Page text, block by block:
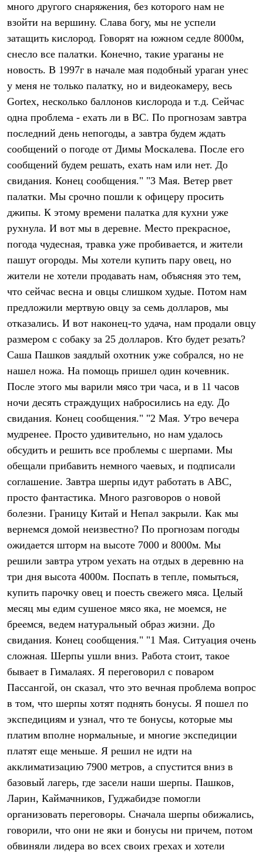
Среднее термобелье
Легкое термобелье
Флисовая одежда
Брюки
Детская одежда
Комбинезоны
Куртки
Брюки
Утепленная синтетикой
Комбинезоны
Куртки
Лёгкая одежда
Футболки
Брюки
Софтшелл одежда
Куртки
Флисовая одежда
Куртки
Брюки
Комбинезоны
Термобелье
Снаряжение
Палатки и тенты
Палатки
Тенты
Аксессуары для палаток
Рюкзаки
Экспедиционные
Легкоходные
Альпинистские
Городские
Аксессуары для рюкзаков
Спальные мешки
Пуховые
С синтетическим утеплителем
Аксессуары для спальников
Сумки и баулы
Баулы
Кошельки
Сумки
Гермомешки
Полезные аксессуары
Книги
Коврики
Обувь
Ботинки
Мужская обувь
Кроссовки
Сапоги
Гамаши и бахилы
Гамаши
Бахилы
Тапочки и чуни
Тапочки
Чуни
Уход за обувью
Головные уборы
Шапки
Балаклавы и маски
Кепки и бейсболки
Повязки
Шарфы
Панамы
Перчатки и рукавицы
много другого снаряжения, без которого нам не
взойти на вершину. Слава богу, мы не успели
затащить кислород. Говорят на южном седле 8000м,
снесло все палатки. Конечно, такие ураганы не
новость. В 1997г в начале мая подобный ураган унес
у меня не только палатку, но и видеокамеру, весь
Gortex, несколько баллонов кислорода и т.д. Сейчас
одна проблема - ехать ли в ВС. По прогнозам завтра
последний день непогоды, а завтра будем ждать
сообщений о погоде от Димы Москалева. После его
сообщений будем решать, ехать нам или нет. До
свидания. Конец сообщения." "3 Мая. Ветер рвет
палатки. Мы срочно пошли к офицеру просить
джипы. К этому времени палатка для кухни уже
рухнула. И вот мы в деревне. Место прекрасное,
погода чудесная, травка уже пробивается, и жители
пашут огороды. Мы хотели купить пару овец, но
жители не хотели продавать нам, объясняя это тем,
что сейчас весна и овцы слишком худые. Потом нам
предложили мертвую овцу за семь долларов, мы
отказались. И вот наконец-то удача, нам продали овцу
размером с собаку за 25 долларов. Кто будет резать?
Саша Пашков заядлый охотник уже собрался, но не
нашел ножа. На помощь пришел один кочевник.
После этого мы варили мясо три часа, и в 11 часов
ночи десять страждущих набросились на еду. До
свидания. Конец сообщения." "2 Мая. Утро вечера
мудренее. Просто удивительно, но нам удалось
обсудить и решить все проблемы с шерпами. Мы
обещали прибавить немного чаевых, и подписали
соглашение. Завтра шерпы идут работать в ABC,
просто фантастика. Много разговоров о новой
болезни. Границу Китай и Непал закрыли. Как мы
вернемся домой неизвестно? По прогнозам погоды
ожидается шторм на высоте 7000 и 8000м. Мы
решили завтра утром уехать на отдых в деревню на
три дня высота 4000м. Поспать в тепле, помыться,
купить парочку овец и поесть свежего мяса. Целый
месяц мы едим сушеное мясо яка, не моемся, не
бреемся, ведем натуральный образ жизни. До
свидания. Конец сообщения." "1 Мая. Ситуация очень
сложная. Шерпы ушли вниз. Работа стоит, такое
бывает в Гималаях. Я переговорил с поваром
Пассангой, он сказал, что это вечная проблема вопрос
в том, что шерпы хотят поднять бонусы. Я пошел по
экспедициям и узнал, что те бонусы, которые мы
платим вполне нормальные, и многие экспедиции
платят еще меньше. Я решил не идти на
акклиматизацию 7900 метров, а спустится вниз в
базовый лагерь, где засели наши шерпы. Пашков,
Ларин, Каймачников, Гуджабидзе помогли
организовать переговоры. Сначала шерпы обижались,
говорили, что они не яки и бонусы ни причем, потом
обвиняли лидера во всех своих грехах и хотели